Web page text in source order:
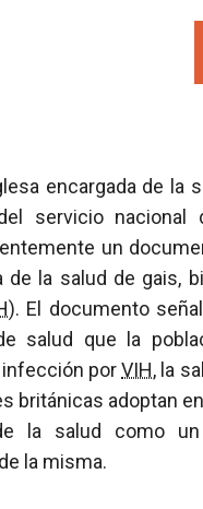
encargada de la
servicio
un
de la salud de gais,
). El documento
salud que la
infección porVIH, la
británicas adoptan
la salud como
la misma.